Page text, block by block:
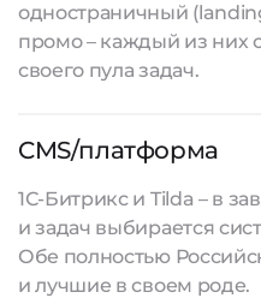
одностраничный
промо – каждый из них
своего пула задач.
CMS/платформа
1С-Битрикс и Tilda – в
и задач выбирается
Обе полностью
и лучшие в своем роде.